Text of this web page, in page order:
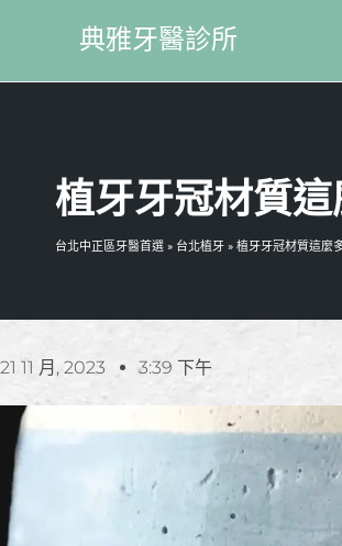
典雅牙醫診所
植牙牙冠材質
台北中正區牙醫首選 » 台北植牙 » 植牙牙冠材質這麼
21 11 月, 2023 3:39 下午